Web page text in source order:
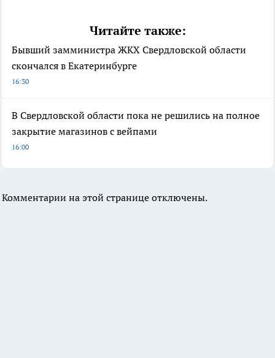
Читайте также:
Бывший замминистра ЖКХ Свердловской области
скончался в Екатеринбурге
16:30
В Свердловской области пока не решились на полное
закрытие магазинов с вейпами
16:00
Комментарии на этой странице отключены.